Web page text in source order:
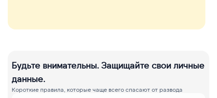
Будьте внимательны. Защищайте свои личные
данные.
Короткие правила, которые чаще всего спасают от развода